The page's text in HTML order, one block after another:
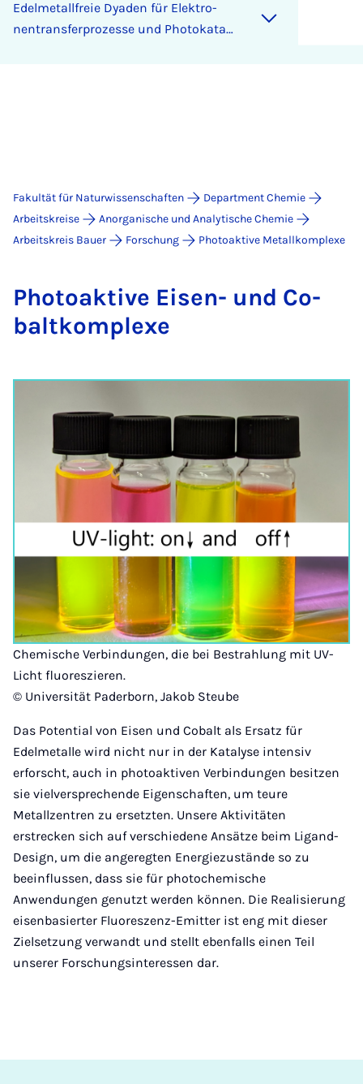
Edel­me­tall­freie Dya­den für Elek­tro­
nen­trans­fer­pro­zes­se und Pho­to­ka­ta­
Fakultät für Naturwissenschaften
Department Chemie
Arbeitskreise
Anorganische und Analytische Chemie
Arbeitskreis Bauer
Forschung Photoaktive Metallkomplexe
Pho­to­ak­ti­ve Ei­sen- und Co­
balt­kom­ple­xe
Chemische Verbindungen, die bei Bestrahlung mit UV-
Licht fluoreszieren.
© Universität Paderborn, Jakob Steube
Das Potential von Eisen und Cobalt als Ersatz für
Edelmetalle wird nicht nur in der Katalyse intensiv
erforscht, auch in photoaktiven Verbindungen besitzen
sie vielversprechende Eigenschaften, um teure
Metallzentren zu ersetzten. Unsere Aktivitäten
erstrecken sich auf verschiedene Ansätze beim Ligand-
Design, um die angeregten Energiezustände so zu
beeinflussen, dass sie für photochemische
Anwendungen genutzt werden können. Die Realisierung
eisenbasierter Fluoreszenz-Emitter ist eng mit dieser
Zielsetzung verwandt und stellt ebenfalls einen Teil
unserer Forschungsinteressen dar.